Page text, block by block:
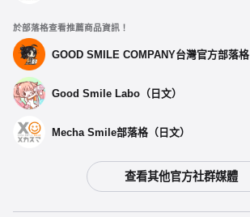
於部落格查看推薦商品資訊！
GOOD SMILE COMPANY台灣官方部落格
Good Smile Labo（日文）
Mecha Smile部落格（日文）
查看其他官方社群媒體